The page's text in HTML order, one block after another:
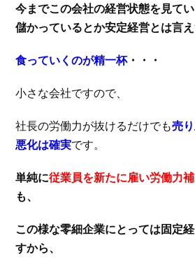
今までこの会社の経営状態を見て
儲かっているとか安定経営とは言え
食っていくのが精一杯・・・
小さな会社ですので、
社長の労働力が抜けるだけでも売
悪化は確実です。
単純に従業員を新たに雇い労働力
も、
この様な零細企業にとっては固定
すから、